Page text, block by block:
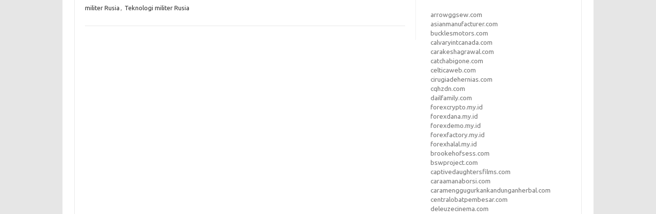
militer Rusia , Teknologi militer Rusia
arrowggsew.com
asianmanufacturer.com
bucklesmotors.com
calvaryintcanada.com
carakeshagrawal.com
catchabigone.com
celticaweb.com
cirugiadehernias.com
cqhzdn.com
dailfamily.com
forexcrypto.my.id
forexdana.my.id
forexdemo.my.id
forexfactory.my.id
forexhalal.my.id
brookehofsess.com
bswproject.com
captivedaughtersfilms.com
caraamanaborsi.com
caramenggugurkankandunganherbal.com
centralobatpembesar.com
deleuzecinema.com